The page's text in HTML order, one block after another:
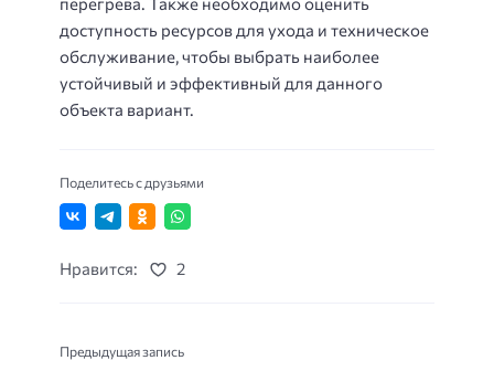
доступность ресурсов для ухода и техническое
обслуживание, чтобы выбрать наиболее
устойчивый и эффективный для данного
объекта вариант.
Поделитесь с друзьями
Нравится: 2
Предыдущая запись